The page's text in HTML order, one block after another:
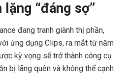
“đáng sợ”
đang tranh giành thị phần,
ứng dụng Clips, ra mắt từ năm
kỳ vọng sẽ trở thành công cụ
bị lãng quên và không thể cạnh